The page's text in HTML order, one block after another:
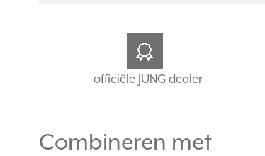
officiële JUNG dealer
Combineren met